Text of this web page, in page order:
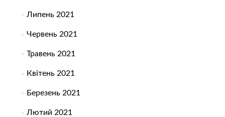
Липень 2021
Червень 2021
Травень 2021
Квітень 2021
Березень 2021
Лютий 2021